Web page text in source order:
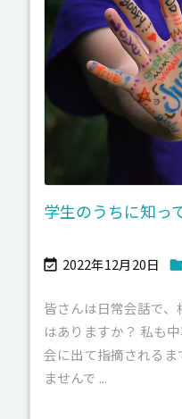
学生のうちに知っ
 2022年12月20日
皆さんは日常会話で
はありますか？ 私も
会に出て指摘される
ませんで ...